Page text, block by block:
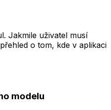
Jakmile uživatel musí
o tom, kde v aplikaci
modelu